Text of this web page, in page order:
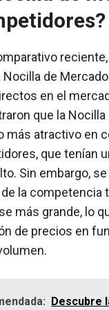
de
en el
que la Nocilla
más atractivo en
que tenían
Sin embargo,
la competencia
más grande, lo
de precios en
Descubre